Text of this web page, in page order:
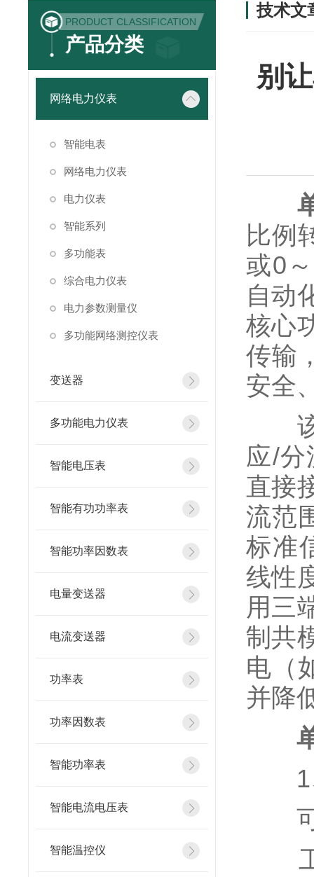
PRODUCT CLASSIFICATION
产品分类
网络电力仪表
智能电表
网络电力仪表
电力仪表
智能系列
多功能表
综合电力仪表
电力参数测量仪
多功能网络测控仪表
变送器
多功能电力仪表
智能电压表
智能有功功率表
智能功率因数表
电量变送器
电流变送器
功率表
功率因数表
智能功率表
智能电流电压表
智能温控仪
技术文
别
比例
或0
自动
核心
传输
安全
该
应/分
直接
流范
标准
线性
用三
制共
电（
并降
1、
可
工